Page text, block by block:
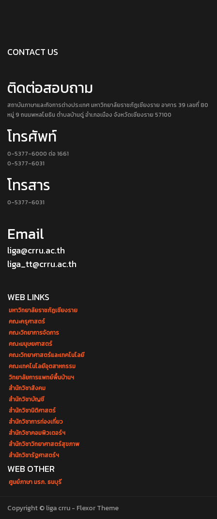
CONTACT US
ติดต่อสอบถาม
สถาบันภาษาและกิจการต่างประเทศ มหาวิทยาลัยราชภัฏเชียงราย อาคาร 39 เลขที่ 80
หมู่ 9 ถนนพหลโยธิน ตำบลบ้านดู่ อำเภอเมือง จังหวัดเชียงราย 57100
โทรศัพท์
0-5377-6000 ต่อ 1661
0-5377-6031
โทรสาร
0-5377-6031
Email
liga@crru.ac.th
liga_tt@crru.ac.th
WEB LINKS
มหาวิทยาลัยราชภัฏเชียงราย
คณะครุศาสตร์
คณะวิทยาการจัดการ
คณะมนุษยศาสตร์
คณะวิทยาศาสตร์และเทคโนโลยี
คณะเทคโนโลยีอุตสาหกรรม
วิทยาลัยการแพทย์พื้นบ้านฯ
สำนักวิชาสังคม
สำนักวิชาบัญชี
สำนักวิชานิติศาสตร์
สำนักวิชาการท่องเที่ยว
สำนักวิชาคอมพิวเตอร์ฯ
สำนักวิชาวิทยาศาสตร์สุขภาพ
สำนักวิชารัฐศาสตร์ฯ
WEB OTHER
ศูนย์ภาษา มรภ. ธนบุรี
Copyright © liga crru - Flexor Theme